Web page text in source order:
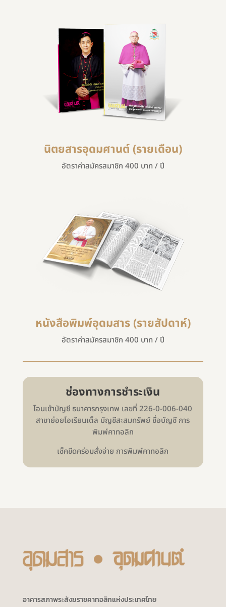
นิตยสารอุดมศานต์ (รายเดือน)
อัตราค่าสมัครสมาชิก 400 บาท / ปี
หนังสือพิมพ์อุดมสาร (รายสัปดาห์)
อัตราค่าสมัครสมาชิก 400 บาท / ปี
ช่องทางการชำระเงิน
โอนเข้าบัญชี ธนาคารกรุงเทพ เลขที่ 226-0-006-040
สาขาย่อยโอเรียนเต็ล บัญชีสะสมทรัพย์ ชื่อบัญชี การ
พิมพ์คาทอลิก
เช็คขีดคร่อมสั่งจ่าย การพิมพ์คาทอลิก
อาคารสภาพระสังฆราชคาทอลิกแห่งประเทศไทย